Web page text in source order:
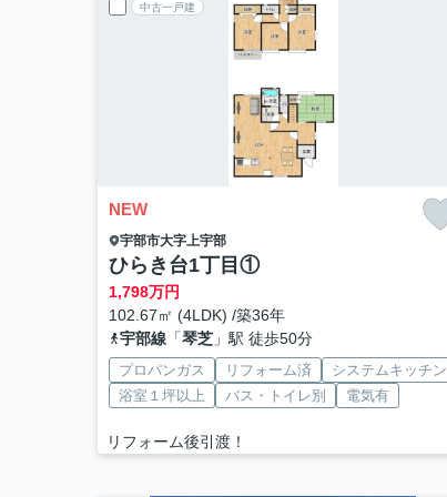
中古一戸建
NEW
宇部市大字上宇部
ひらき台1丁目①
1,798万円
102.67㎡ (4LDK) /築36年
宇部線「琴芝」駅 徒歩50分
プロパンガス リフォーム済
システムキッチン
浴室１坪以上
バス・トイレ別 電気有
リフォーム後引渡！